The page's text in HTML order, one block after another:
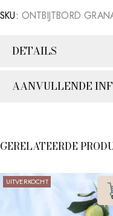
SKU: ONTBIJTBORD
DETAILS
AANVULLENDE
GERELATEERDE
UITVERKOCHT